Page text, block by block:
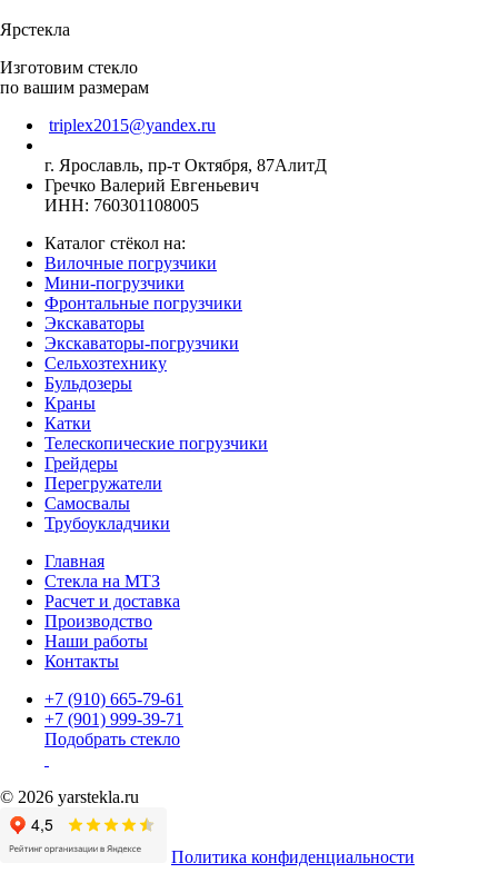
Ярстекла
Изготовим стекло
по вашим размерам
triplex2015@yandex.ru
г. Ярославль, пр-т Октября, 87АлитД
Гречко Валерий Евгеньевич
ИНН: 760301108005
Каталог стёкол на:
Вилочные погрузчики
Мини-погрузчики
Фронтальные погрузчики
Экскаваторы
Экскаваторы-погрузчики
Сельхозтехнику
Бульдозеры
Краны
Катки
Телескопические погрузчики
Грейдеры
Перегружатели
Самосвалы
Трубоукладчики
Главная
Стекла на МТЗ
Расчет и доставка
Производство
Наши работы
Контакты
+7 (910) 665-79-61
+7 (901) 999-39-71
Подобрать стекло
© 2026 yarstekla.ru
Политика конфиденциальности